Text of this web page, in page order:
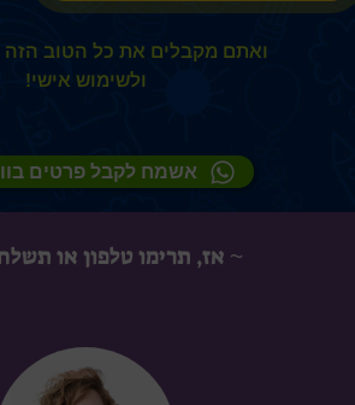
ואתם מקבלים את כל הטוב הזה
ולשימוש אישי!
אשמח לקבל פרטים
~ אז, תרימו טלפון או